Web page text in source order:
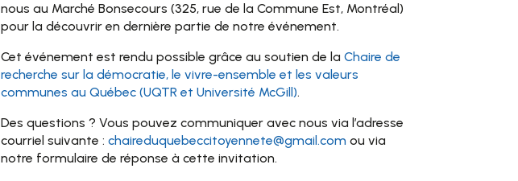
nous au Marché Bonsecours (325, rue de la Commune Est, Montréal)
pour la découvrir en dernière partie de notre événement.
Cet événement est rendu possible grâce au soutien de la Chaire de
recherche sur la démocratie, le vivre-ensemble et les valeurs
communes au Québec (UQTR et Université McGill).
Des questions ? Vous pouvez communiquer avec nous via l’adresse
courriel suivante : chaireduquebeccitoyennete@gmail.com ou via
notre formulaire de réponse à cette invitation.